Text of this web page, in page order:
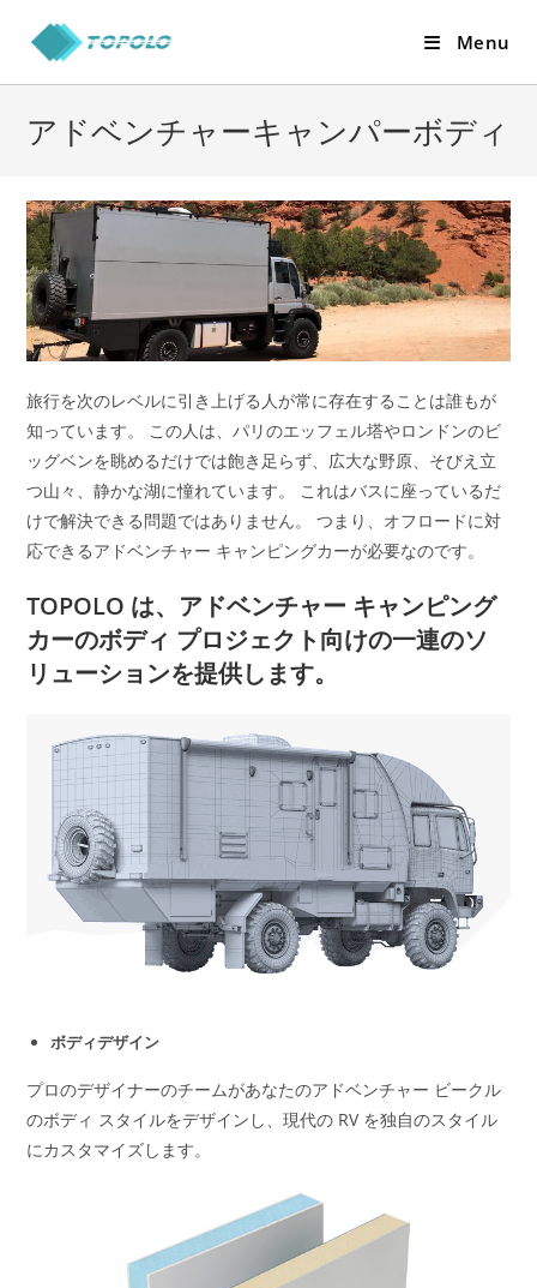
Menu
アドベンチャーキャンパーボディ
旅行を次のレベルに引き上げる人が常に存在することは誰もが
知っています。 この人は、パリのエッフェル塔やロンドンのビ
ッグベンを眺めるだけでは飽き足らず、広大な野原、そびえ立
つ山々、静かな湖に憧れています。 これはバスに座っているだ
けで解決できる問題ではありません。 つまり、オフロードに対
応できるアドベンチャー キャンピングカーが必要なのです。
TOPOLO は、アドベンチャー キャンピング
カーのボディ プロジェクト向けの一連のソ
リューションを提供します。
ボディデザイン
プロのデザイナーのチームがあなたのアドベンチャー ビークル
のボディ スタイルをデザインし、現代の RV を独自のスタイル
にカスタマイズします。